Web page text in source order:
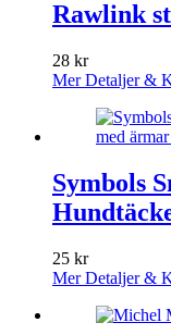
Rawlink
28 kr
Mer Detaljer &
Symbols
25 kr
Mer Detaljer &